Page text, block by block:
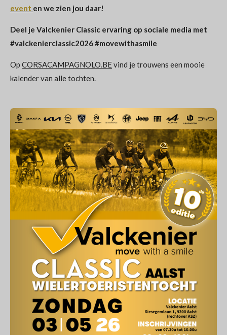
event en we zien jou daar!
Deel je Valckenier Classic ervaring op sociale media met
#valckenierclassic2026 #movewithasmile
Op CORSACAMPAGNOLO.BEvind je trouwens een mooie
kalender van alle tochten.